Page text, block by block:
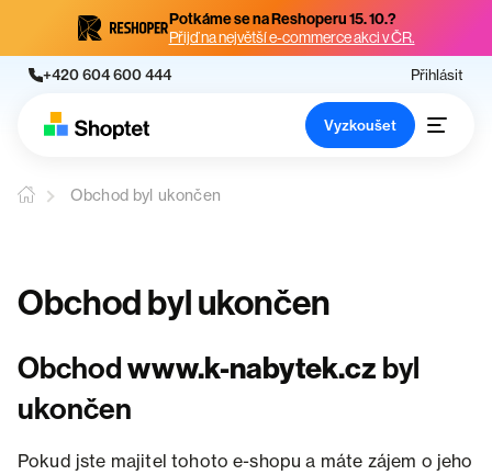
Potkáme se na Reshoperu 15. 10.?
Přijď na největší e-commerce akci v ČR.
+420 604 600 444 Přihlásit
Vyzkoušet
Obchod byl ukončen
Obchod byl ukončen
Obchodwww.k-nabytek.cz byl
ukončen
Pokud jste majitel tohoto e-shopu a máte zájem o jeho